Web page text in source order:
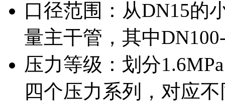
口径范围：从DN15的
量主干管，其中
压力等级：划分
四个压力系列，对应